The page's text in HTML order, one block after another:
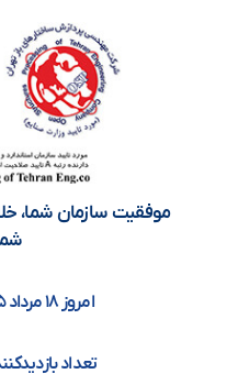
موفقیت سازمان شما،
امروز ۱۸ مرداد ۱۴۰۵ ساعت ۰۵:۱۶
تعداد بازدیدکنندگان